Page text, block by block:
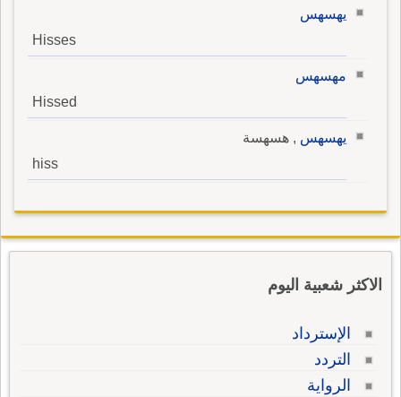
يهسهس
Hisses
مهسهس
Hissed
يهسهس , هسهسة
hiss
الاكثر شعبية اليوم
الإسترداد
التردد
الرواية